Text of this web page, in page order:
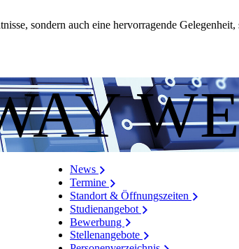
sondern auch eine hervorragende Gelegenheit,
News
Termine
Standort & Öffnungszeiten
Studienangebot
Bewerbung
Stellenangebote